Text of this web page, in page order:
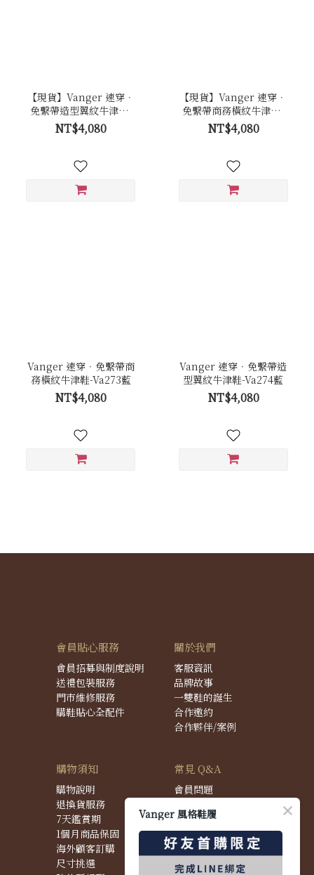
【現貨】Vanger 速穿．
免繫帶造型翼紋牛津鞋-
Va274黑
NT$4,080
【現貨】Vanger 速穿．
免繫帶商務橫紋牛津鞋-
Va273黑
NT$4,080
Vanger 速穿．免繫帶商
務橫紋牛津鞋-Va273藍
NT$4,080
Vanger 速穿．免繫帶造
型翼紋牛津鞋-Va274藍
NT$4,080
會員貼心服務
會員招募與制度說明
送禮包裝服務
門市維修服務
購鞋貼心全配件
關於我們
客服資訊
品牌故事
一雙鞋的誕生
合作邀約
合作夥伴/案例
購物須知
購物說明
退換貨服務
7天鑑賞期
1個月商品保固
海外顧客訂購
尺寸挑選
常見 Q&A
會員問題
配送問題
退換貨問題
商品問題
Vanger 風格鞋履